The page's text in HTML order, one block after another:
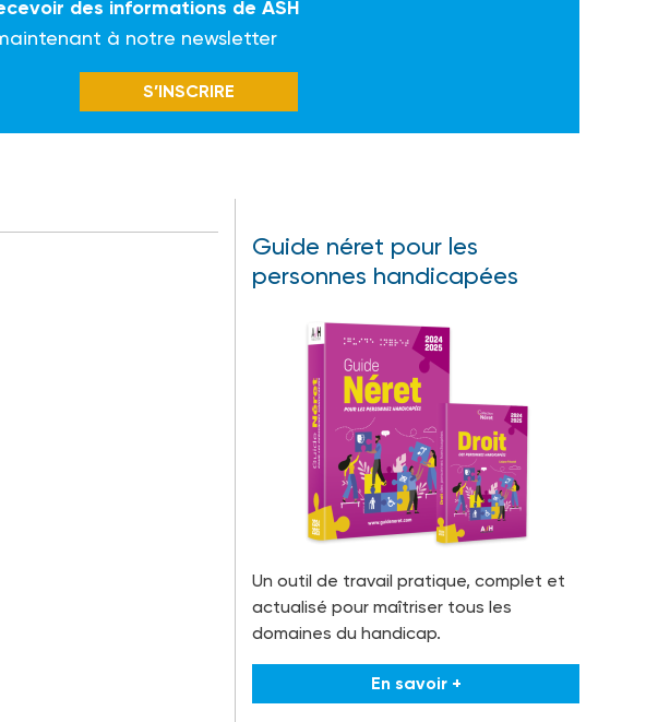
des informations de ASH
à notre newsletter
S’INSCRIRE
Guide néret pour les
personnes handicapées
Un outil de travail pratique, complet et
actualisé pour maîtriser tous les
domaines du handicap.
En savoir +